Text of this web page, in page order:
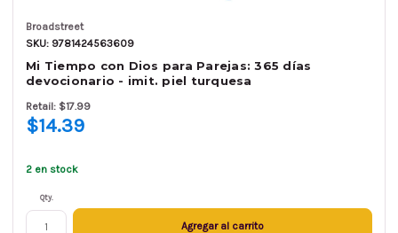
Broadstreet
SKU: 9781424563609
Mi Tiempo con Dios para Parejas: 365 días
devocionario - imit. piel turquesa
Retail: $17.99
$14.39
2 en stock
Qty.
Agregar al carrito